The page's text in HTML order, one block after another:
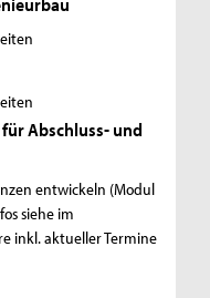
Abschluss- und
entwickeln (Modul
siehe im
inkl. aktueller Termine